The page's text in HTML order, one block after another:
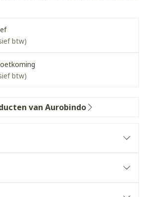
btw)
btw)
van Aurobindo